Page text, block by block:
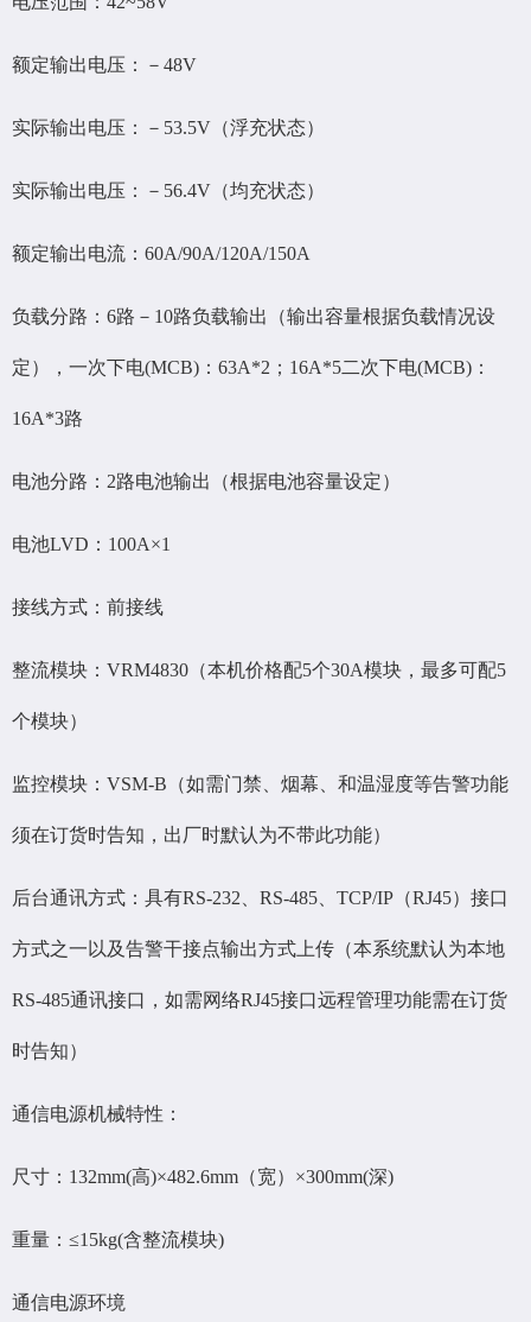
额定输出电压：－48V
实际输出电压：－53.5V（浮充状态）
实际输出电压：－56.4V（均充状态）
额定输出电流：60A/90A/120A/150A
负载分路：6路－10路负载输出（输出容量根据负载情况设
定），一次下电(MCB)：63A*2；16A*5二次下电(MCB)：
16A*3路
电池分路：2路电池输出（根据电池容量设定）
电池LVD：100A×1
接线方式：前接线
整流模块：VRM4830（本机价格配5个30A模块，最多可配5
个模块）
监控模块：VSM-B（如需门禁、烟幕、和温湿度等告警功能
须在订货时告知，出厂时默认为不带此功能）
后台通讯方式：具有RS-232、RS-485、TCP/IP（RJ45）接口
方式之一以及告警干接点输出方式上传（本系统默认为本地
RS-485通讯接口，如需网络RJ45接口远程管理功能需在订货
时告知）
通信电源机械特性：
尺寸：132mm(高)×482.6mm（宽）×300mm(深)
重量：≤15kg(含整流模块)
通信电源环境